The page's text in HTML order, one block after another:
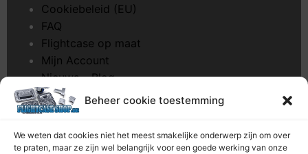
Beheer cookie toestemming
We weten dat cookies niet het meest smakelijke onderwerp zijn om over
te praten, maar ze zijn wel belangrijk voor een goede werking van onze
Cookiebeleid (EU)
FAQ
Flightcase op maat
Mijn Account
Nieuws – Blog
Onderhoud pagina
Over ons
Privacybeleid
Retourrecht